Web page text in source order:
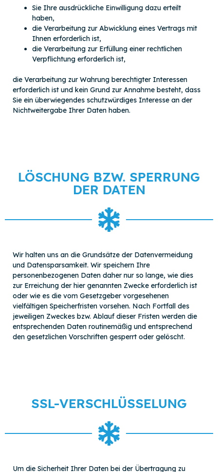
Sie Ihre ausdrückliche Einwilligung dazu erteilt
haben,
die Verarbeitung zur Abwicklung eines Vertrags mit
Ihnen erforderlich ist,
die Verarbeitung zur Erfüllung einer rechtlichen
Verpflichtung erforderlich ist,
die Verarbeitung zur Wahrung berechtigter Interessen
erforderlich ist und kein Grund zur Annahme besteht, dass
Sie ein überwiegendes schutzwürdiges Interesse an der
Nichtweitergabe Ihrer Daten haben.
LÖSCHUNG BZW. SPERRUNG
DER DATEN
Wir halten uns an die Grundsätze der Datenvermeidung
und Datensparsamkeit. Wir speichern Ihre
personenbezogenen Daten daher nur so lange, wie dies
zur Erreichung der hier genannten Zwecke erforderlich ist
oder wie es die vom Gesetzgeber vorgesehenen
vielfältigen Speicherfristen vorsehen. Nach Fortfall des
jeweiligen Zweckes bzw. Ablauf dieser Fristen werden die
entsprechenden Daten routinemäßig und entsprechend
den gesetzlichen Vorschriften gesperrt oder gelöscht.
SSL-VERSCHLÜSSELUNG
Um die Sicherheit Ihrer Daten bei der Übertragung zu